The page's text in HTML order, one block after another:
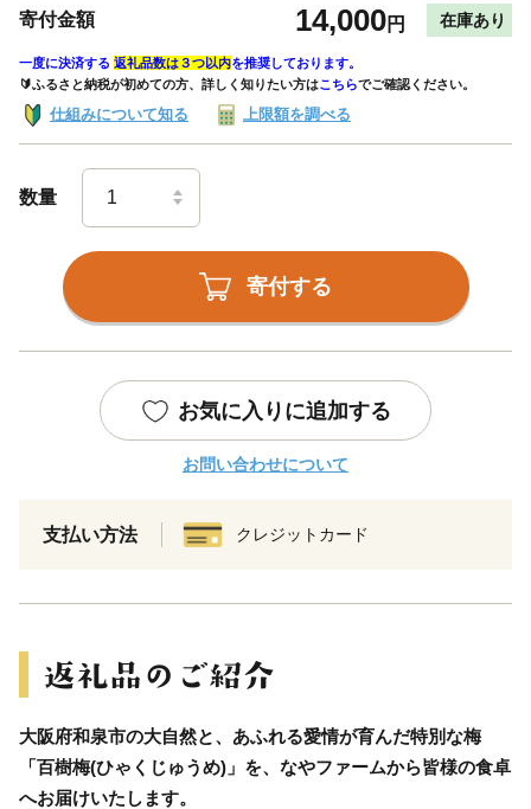
寄付金額 14,000円 在庫あり
一度に決済する 返礼品数は３つ以内を推奨しております。
🔰ふるさと納税が初めての方、詳しく知りたい方はこちらでご確認ください。
仕組みについて知る 上限額を調べる
数量
寄付する
お気に入りに追加する
お問い合わせについて
支払い方法 クレジットカード
大阪府和泉市の大自然と、あふれる愛情が育んだ特別な梅
「百樹梅(ひゃくじゅうめ)」を、なやファームから皆様の食卓
へお届けいたします。